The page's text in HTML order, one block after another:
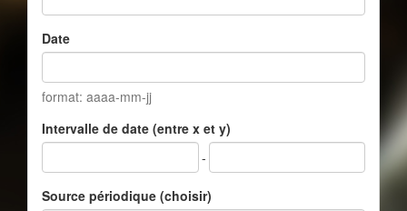
Date
format: aaaa-mm-jj
Intervalle de date (entre x et y)
-
Source périodique (choisir)